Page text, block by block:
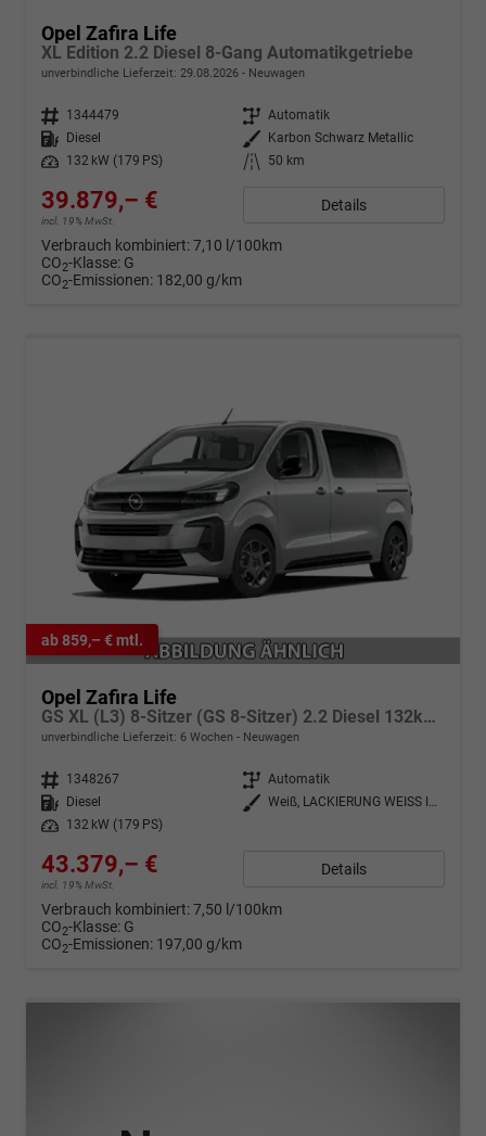
Opel Zafira Life
XL Edition 2.2 Diesel 8-Gang Automatikgetriebe
unverbindliche Lieferzeit: 29.08.2026 Neuwagen
Fahrzeugnr. 1344479 Getriebe Automatik
Kraftstoff
Diesel Außenfarbe
Karbon Schwarz Metallic
Leistung
132 kW (179 PS) Kilometerstand 50 km
39.879,– €
incl. 19% MwSt.
Details
Verbrauch kombiniert:7,10 l/100km
CO2-Klasse: G
CO2-Emissionen: 182,00 g/km
ab 859,– € mtl.
Opel Zafira Life
GS XL (L3) 8-Sitzer (GS 8-Sitzer) 2.2 Diesel 132kW (179 PS) AT8
unverbindliche Lieferzeit: 6 Wochen Neuwagen
Fahrzeugnr. 1348267 Getriebe Automatik
Kraftstoff
Diesel Außenfarbe
Weiß, LACKIERUNG WEISS ICY/TYP AUSSENVERKLEIDUNG SPIEGEL FLACH STANDARD (B0NPR/B0MP0/EPR)
Leistung
132 kW (179 PS)
43.379,– €
incl. 19% MwSt.
Details
Verbrauch kombiniert:7,50 l/100km
CO2-Klasse: G
CO2-Emissionen: 197,00 g/km